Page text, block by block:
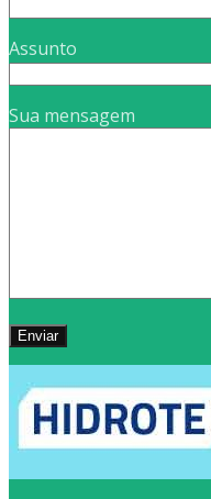
Assunto
Sua mensagem